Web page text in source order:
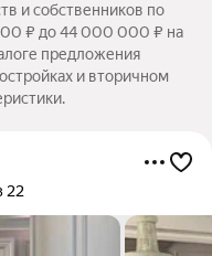
и собственников по
₽ до 44 000 000 ₽ на
предложения
и вторичном
22